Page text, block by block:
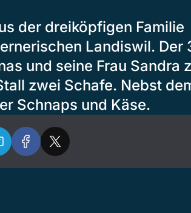
der dreiköpfigen Familie
Landiswil. Der
und seine Frau Sandra
zwei Schafe. Nebst
Schnaps und Käse.